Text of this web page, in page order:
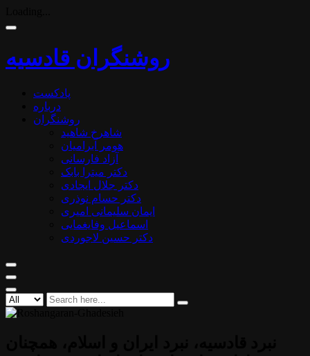
روشنگران قادسیه
پادکست
درباره
روشنگران
شاهرخ شاهید
هومر آبرامیان
آزاد فارسانی
دکتر میترا بابک
دکتر جلال ایجادی
دکتر حسام نوذری
ایمان سلیمانی امیری
اسماعیل وفایغمایی
دکتر حسین لاجوردی